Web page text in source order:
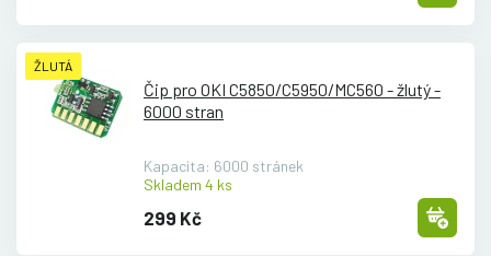
ŽLUTÁ
Čip pro OKI C5850/C5950/MC560 - žlutý -
6000 stran
Kapacita: 6000 stránek
Skladem 4 ks
299 Kč